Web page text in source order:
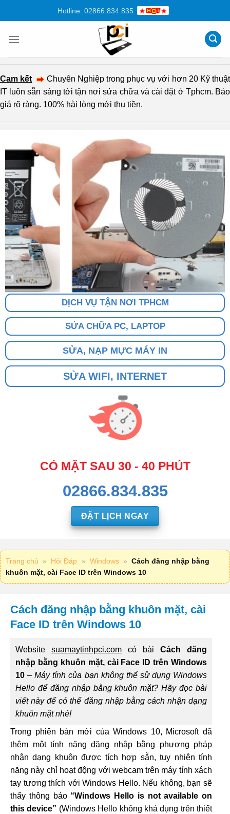
dung
Hotline: 02866.834.835
Cam kết
Chuyên Nghiệp trong phục vụ với hơn 20 Kỹ thuật
IT luôn sẵn sàng tới tận nơi sửa chữa và cài đặt ở Tphcm. Báo
giá rõ ràng. 100% hài lòng mới thu tiền.
DỊCH VỤ TẬN NƠI TPHCM
SỬA CHỮA PC, LAPTOP
SỬA, NẠP MỰC MÁY IN
SỬA WIFI, INTERNET
CÓ MẶT SAU 30 - 40 PHÚT
02866.834.835
ĐẶT LỊCH NGAY
Trang chủ » Hỏi Đáp » Windows » Cách đăng nhập bằng
khuôn mặt, cài Face ID trên Windows 10
Cách đăng nhập bằng khuôn mặt, cài
Face ID trên Windows 10
Website suamaytinhpci.com có bài Cách đăng
nhập bằng khuôn mặt, cài Face ID trên Windows
10 –Máy tính của bạn không thể sử dụng Windows
Hello để đăng nhập bằng khuôn mặt? Hãy đọc bài
viết này để có thể đăng nhập bằng cách nhận dạng
khuôn mặt nhé!
Trong phiên bản mới của Windows 10, Microsoft đã
thêm một tính năng đăng nhập bằng phương pháp
nhận dạng khuôn được tích hợp sẵn, tuy nhiên tính
năng này chỉ hoạt động với webcam trên máy tính xách
tay tương thích với Windows Hello. Nếu không, bạn sẽ
thấy thông báo “Windows Hello is not available on
this device” (Windows Hello không khả dụng trên thiết